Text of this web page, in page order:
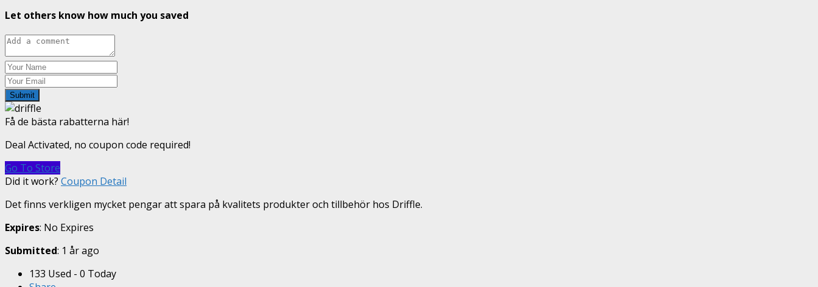
Let others know how much you saved
Submit
Få de bästa rabatterna här!
Deal Activated, no coupon code required!
Go To Store
Did it work? Coupon Detail
Det finns verkligen mycket pengar att spara på kvalitets produkter och tillbehör hos Driffle.
Expires: No Expires
Submitted: 1 år ago
133 Used - 0 Today